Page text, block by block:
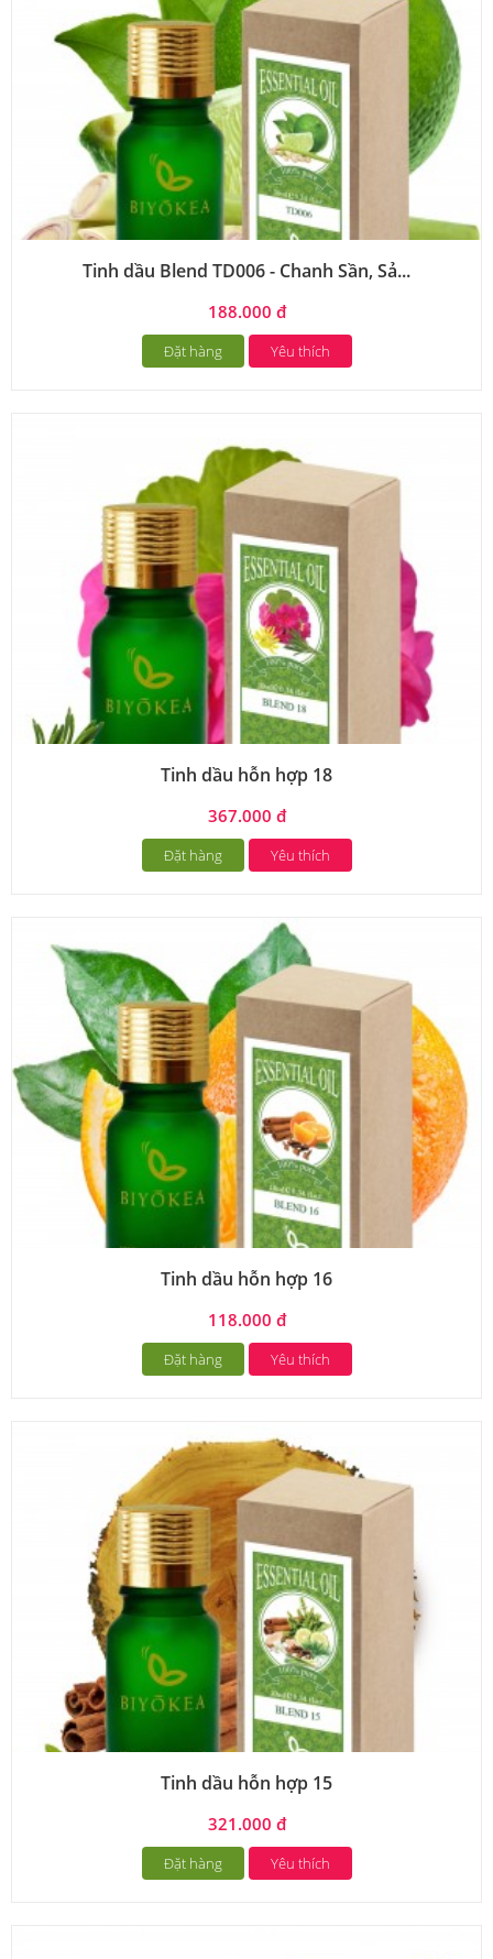
Tinh dầu Blend TD006 - Chanh Sần, Sả...
188.000 đ
Đặt hàng Yêu thích
Tinh dầu hỗn hợp 18
367.000 đ
Đặt hàng Yêu thích
Tinh dầu hỗn hợp 16
118.000 đ
Đặt hàng Yêu thích
Tinh dầu hỗn hợp 15
321.000 đ
Đặt hàng Yêu thích